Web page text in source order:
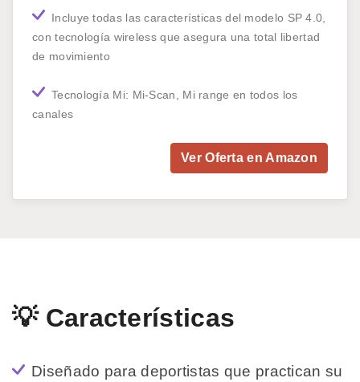
Incluye todas las características del modelo SP 4.0,
con tecnología wireless que asegura una total libertad
de movimiento
Tecnología Mi: Mi-Scan, Mi range en todos los
canales
Ver Oferta en Amazon
💡 Características
Diseñado para deportistas que practican su